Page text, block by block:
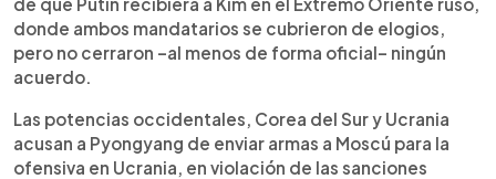
donde ambos mandatarios se cubrieron de elogios,
pero no cerraron –al menos de forma oficial– ningún
acuerdo.
Las potencias occidentales, Corea del Sur y Ucrania
acusan a Pyongyang de enviar armas a Moscú para la
ofensiva en Ucrania, en violación de las sanciones